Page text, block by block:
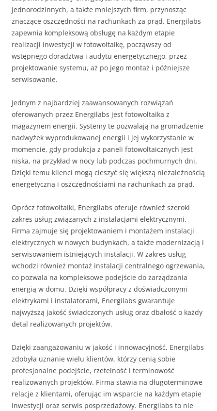
jednorodzinnych, a także mniejszych firm, przynosząc
znaczące oszczędności na rachunkach za prąd. Energilabs
zapewnia kompleksową obsługę na każdym etapie
realizacji inwestycji w fotowoltaikę, począwszy od
wstępnego doradztwa i audytu energetycznego, przez
projektowanie systemu, aż po jego montaż i późniejsze
serwisowanie.
Jednym z najbardziej zaawansowanych rozwiązań
oferowanych przez Energilabs jest fotowoltaika z
magazynem energii. Systemy te pozwalają na gromadzenie
nadwyżek wyprodukowanej energii i jej wykorzystanie w
momencie, gdy produkcja z paneli fotowoltaicznych jest
niska, na przykład w nocy lub podczas pochmurnych dni.
Dzięki temu klienci mogą cieszyć się większą niezależnością
energetyczną i oszczędnościami na rachunkach za prąd.
Oprócz fotowoltaiki, Energilabs oferuje również szeroki
zakres usług związanych z instalacjami elektrycznymi.
Firma zajmuje się projektowaniem i montażem instalacji
elektrycznych w nowych budynkach, a także modernizacją i
serwisowaniem istniejących instalacji. W zakres usług
wchodzi również montaż instalacji centralnego ogrzewania,
co pozwala na kompleksowe podejście do zarządzania
energią w domu. Dzięki współpracy z doświadczonymi
elektrykami i instalatorami, Energilabs gwarantuje
najwyższą jakość świadczonych usług oraz dbałość o każdy
detal realizowanych projektów.
Dzięki zaangażowaniu w jakość i innowacyjność, Energilabs
zdobyła uznanie wielu klientów, którzy cenią sobie
profesjonalne podejście, rzetelność i terminowość
realizowanych projektów. Firma stawia na długoterminowe
relacje z klientami, oferując im wsparcie na każdym etapie
inwestycji oraz serwis posprzedażowy. Energilabs to nie